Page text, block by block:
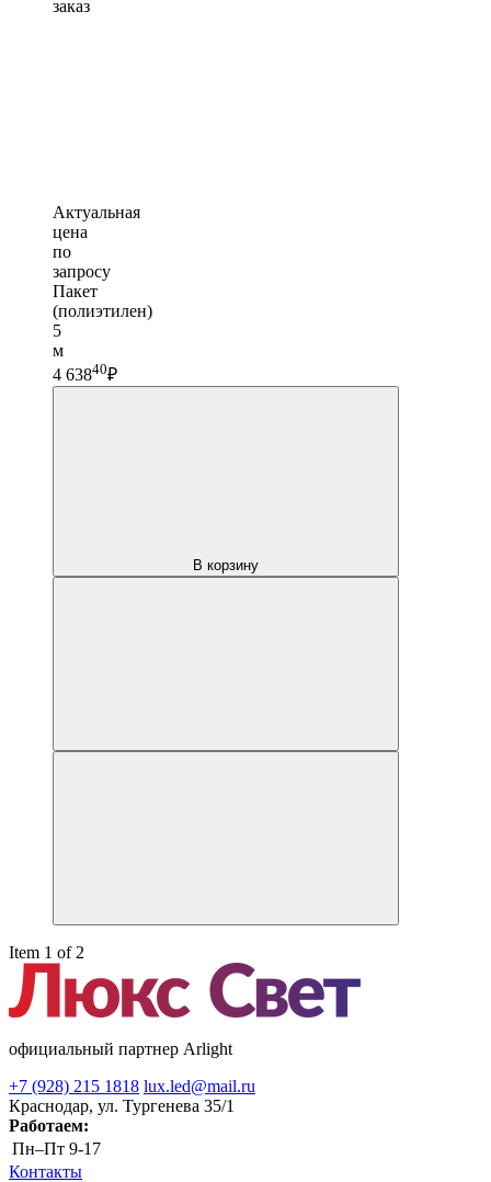
заказ
Актуальная
цена
по
запросу
Пакет
(полиэтилен)
5
м
4 63840₽
В корзину
Item 1 of 2
официальный партнер Arlight
+7 (928) 215 1818 lux.led@mail.ru
Краснодар, ул. Тургенева 35/1
Работаем:
Пн–Пт 9-17
Контакты